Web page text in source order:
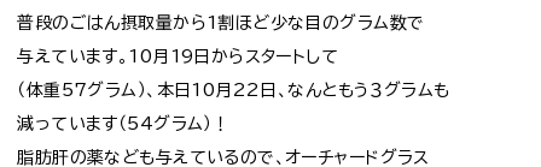
普段のごはん摂取量から1割ほど少な目のグラム数で
与えています。10月19日からスタートして
（体重57グラム）、本日10月22日、なんともう３グラムも
減っています（54グラム）！
脂肪肝の薬なども与えているので、オーチャードグラス